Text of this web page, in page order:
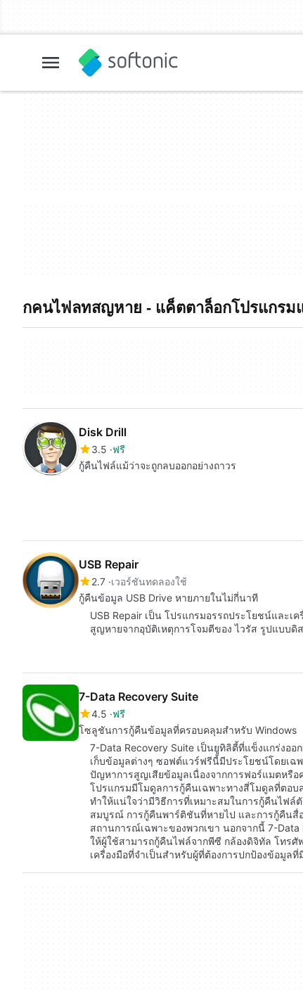
กคนไฟลทสญหาย - แค็ตตาล็อกโปรแกร
Disk Drill
3.5 ฟรี
กู้คืนไฟล์แม้ว่าจะถูกลบออกอย่างถาวร
USB Repair
2.7 เวอร์ชันทดลองใช้
กู้คืนข้อมูล USB Drive หายภายในไม่กี่นาที
USB Repair เป็น โปรแกรมอรรถประโยชน์และ
สูญหายจากอุบัติเหตุการโจมตีของ ไวรัส รูปแบบดิ
7-Data Recovery Suite
4.5 ฟรี
โซลูชันการกู้คืนข้อมูลที่ครอบคลุมสำหรับ Windows
7-Data Recovery Suite เป็นยูทิลิตี้ที่แข็งแกร่งอ
เก็บข้อมูลต่างๆ ซอฟต์แวร์ฟรีนี้มีประโยชน์โดยเฉ
ปัญหาการสูญเสียข้อมูลเนื่องจากการฟอร์แมตหรื
โปรแกรมมีโมดูลการกู้คืนเฉพาะทางสี่โมดูลที่ตอ
ทำให้แน่ใจว่ามีวิธีการที่เหมาะสมในการกู้คืนไฟล์
สมบูรณ์ การกู้คืนพาร์ติชันที่หายไป และการกู้คืนสื่
สถานการณ์เฉพาะของพวกเขา นอกจากนี้ 7-
ให้ผู้ใช้สามารถกู้คืนไฟล์จากพีซี กล้องดิจิทัล โทร
เครื่องมือที่จำเป็นสำหรับผู้ที่ต้องการปกป้องข้อมูลที่